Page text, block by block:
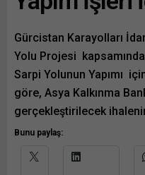
Gürcistan Karayolları
Yolu Projesi
Sarpi Yolunun Yapımı
göre, Asya Kalkınma
gerçekleştirilecek
Bunu paylaş: